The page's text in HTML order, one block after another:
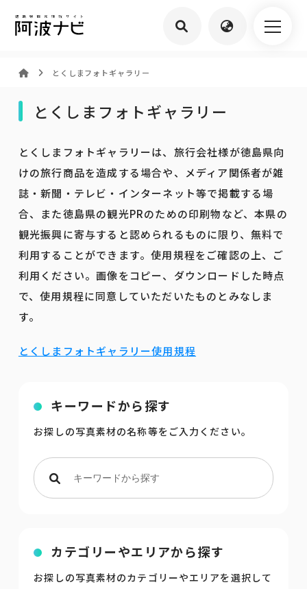
とくしまフォトギャラリー
とくしまフォトギャラリー
とくしまフォトギャラリーは、旅行会社様が徳島県向
けの旅行商品を造成する場合や、メディア関係者が雑
誌・新聞・テレビ・インターネット等で掲載する場
合、また徳島県の観光PRのための印刷物など、本県の
観光振興に寄与すると認められるものに限り、無料で
利用することができます。使用規程をご確認の上、ご
利用ください。画像をコピー、ダウンロードした時点
で、使用規程に同意していただいたものとみなしま
す。
とくしまフォトギャラリー使用規程
キーワードから探す
お探しの写真素材の名称等をご入力ください。
カテゴリーやエリアから探す
お探しの写真素材のカテゴリーやエリアを選択して